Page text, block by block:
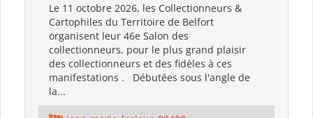
Le 11 octobre 2026, les Collectionneurs &
Cartophiles du Territoire de Belfort
organisent leur 46e Salon des
collectionneurs, pour le plus grand plaisir
des collectionneurs et des fidèles à ces
manifestations . Débutées sous l'angle de
la...